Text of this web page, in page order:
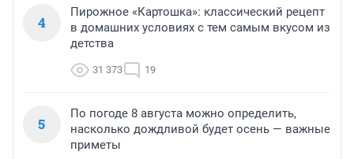
4
Пирожное «Картошка»: классический рецепт
в домашних условиях с тем самым вкусом из
детства
31 373 19
5
По погоде 8 августа можно определить,
насколько дождливой будет осень — важные
приметы